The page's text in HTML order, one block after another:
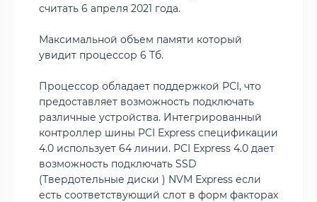
считать 6 апреля 2021 года.
Максимальной объем памяти который
увидит процессор 6 Тб.
Процессор обладает поддержкой PCI, что
предоставляет возможность подключать
различные устройства. Интегрированный
контроллер шины PCI Express спецификации
4.0 использует 64 линии. PCI Express 4.0 дает
возможность подключать SSD
(Твердотельные диски ) NVM Express если
есть соответствующий слот в форм факторах